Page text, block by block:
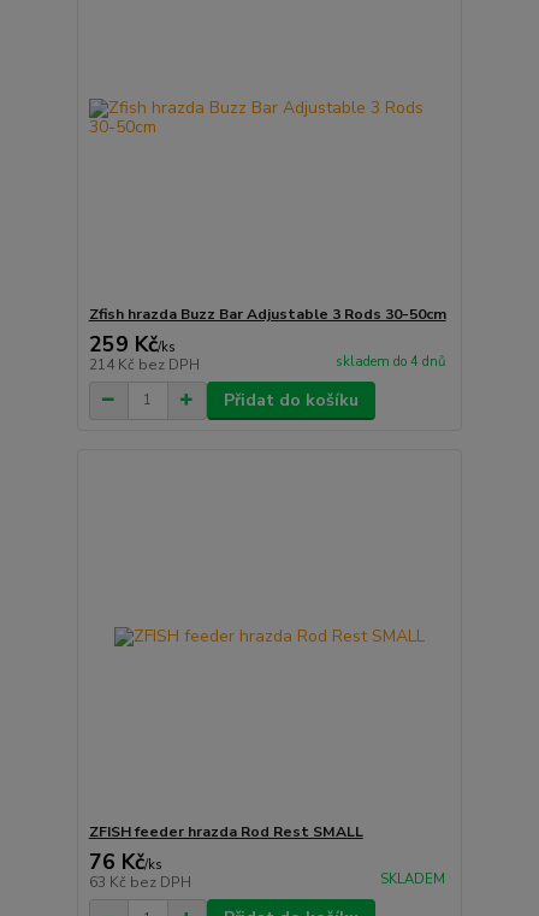
Zfish hrazda Buzz Bar Adjustable 3 Rods 30-50cm
259 Kč/ks
214 Kč bez DPH skladem do 4 dnů
Přidat do košíku
ZFISH feeder hrazda Rod Rest SMALL
76 Kč/ks
63 Kč bez DPH SKLADEM